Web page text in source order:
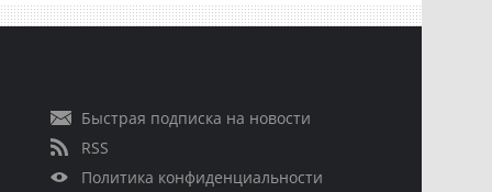
Быстрая подписка на новости
RSS
Политика конфиденциальности